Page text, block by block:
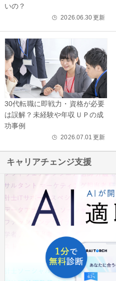
いの？
🕒 2026.06.30更新
30代転職に即戦力・資格が必要
は誤解？未経験や年収ＵＰの成
功事例
🕒 2026.07.01 更新
キャリアチェンジ支援